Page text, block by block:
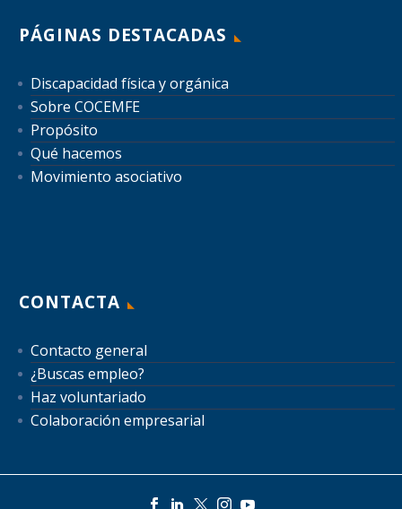
PÁGINAS DESTACADAS
Discapacidad física y orgánica
Sobre COCEMFE
Propósito
Qué hacemos
Movimiento asociativo
CONTACTA
Contacto general
¿Buscas empleo?
Haz voluntariado
Colaboración empresarial